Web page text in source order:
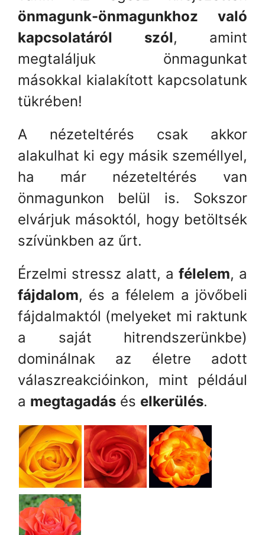
önmagunk-önmagunkhoz való
kapcsolatáról szól, amint
megtaláljuk önmagunkat
másokkal kialakított kapcsolatunk
tükrében!
A nézeteltérés csak akkor
alakulhat ki egy másik személlyel,
ha már nézeteltérés van
önmagunkon belül is. Sokszor
elvárjuk másoktól, hogy betöltsék
szívünkben az űrt.
Érzelmi stressz alatt, a félelem, a
fájdalom, és a félelem a jövőbeli
fájdalmaktól (melyeket mi raktunk
a saját hitrendszerünkbe)
dominálnak az életre adott
válaszreakcióinkon, mint például
a megtagadás és elkerülés.